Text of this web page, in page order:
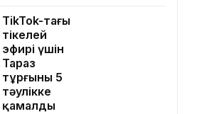
TikTok-тағы
тікелей
эфирі үшін
Тараз
тұрғыны 5
тәулікке
қамалды